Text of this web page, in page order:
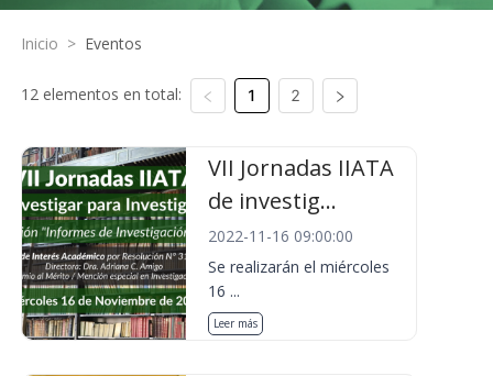
Inicio > Eventos
12 elementos en total: 1 2
VII Jornadas IIATA
de investig...
2022-11-16 09:00:00
Se realizarán el miércoles
16 ...
Leer más